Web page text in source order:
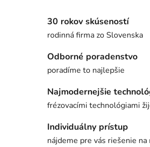
30 rokov skúseností
rodinná firma zo Slovenska
Odborné poradenstvo
poradíme to najlepšie
Najmodernejšie
frézovacími technológiami
Individuálny prístup
nájdeme pre vás riešenie na